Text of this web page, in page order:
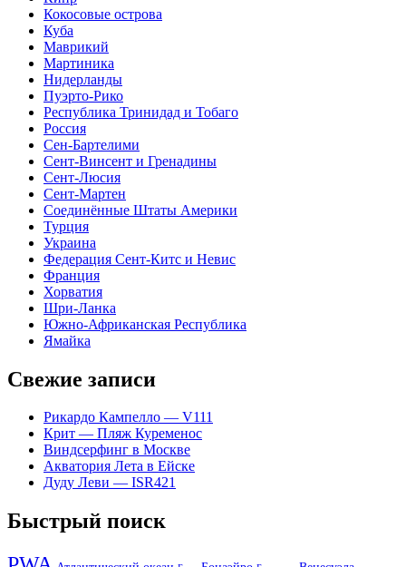
Кокосовые острова
Куба
Маврикий
Мартиника
Нидерланды
Пуэрто-Рико
Республика Тринидад и Тобаго
Россия
Сен-Бартелими
Сент-Винсент и Гренадины
Сент-Люсия
Сент-Мартен
Соединённые Штаты Америки
Турция
Украина
Федерация Сент-Китс и Невис
Франция
Хорватия
Шри-Ланка
Южно-Африканская Республика
Ямайка
Свежие записи
Рикардо Кампелло — V111
Крит — Пляж Куременос
Виндсерфинг в Москве
Акватория Лета в Ейске
Дуду Леви — ISR421
Быстрый поиск